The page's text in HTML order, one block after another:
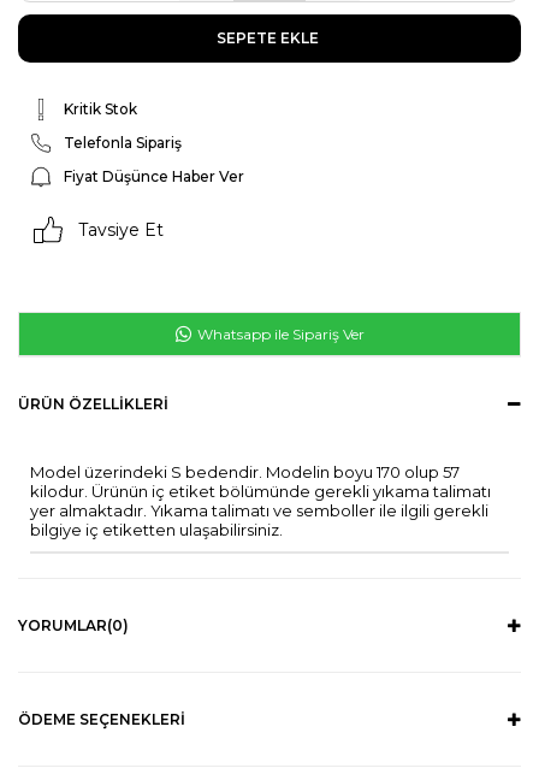
Kritik Stok
Telefonla Sipariş
Fiyat Düşünce Haber Ver
Tavsiye Et
Whatsapp ile Sipariş Ver
ÜRÜN ÖZELLIKLERI
Model üzerindeki S bedendir. Modelin boyu 170 olup 57
kilodur. Ürünün iç etiket bölümünde gerekli yıkama talimatı
yer almaktadır. Yıkama talimatı ve semboller ile ilgili gerekli
bilgiye iç etiketten ulaşabilirsiniz.
YORUMLAR(0)
ÖDEME SEÇENEKLERI